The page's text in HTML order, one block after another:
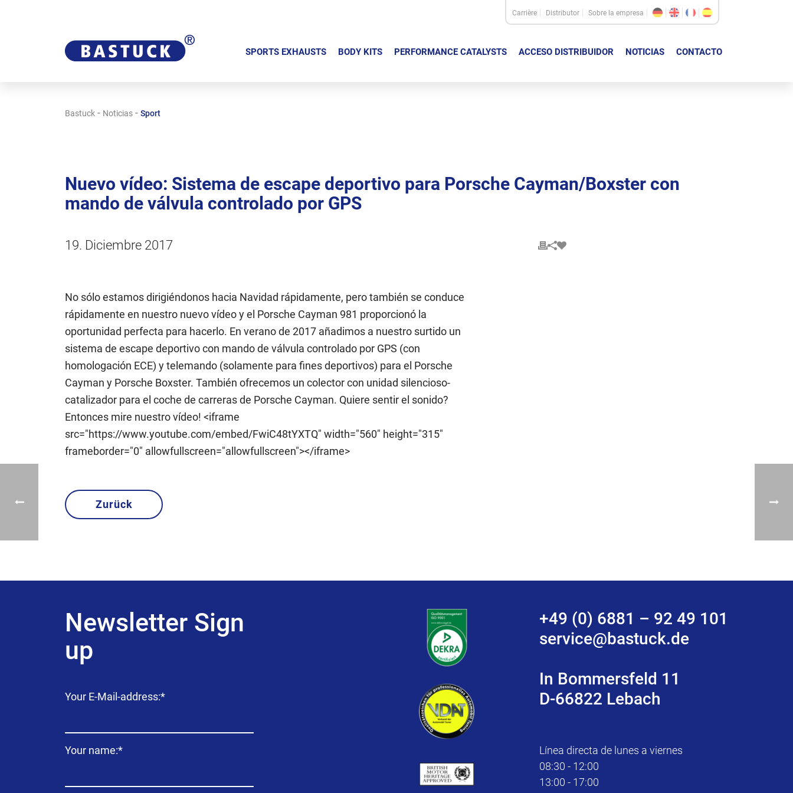
Carrière Distributor Sobre la empresa
e
g
SPORTS EXHAUSTS BODY KITS PERFORMANCE CATALYSTS ACCESO DISTRIBUIDOR NOTICIAS CONTACTO
Bastuck - Noticias - Sport
Nuevo vídeo: Sistema de escape deportivo para Porsche Cayman/Boxster con
mando de válvula controlado por GPS
19. Diciembre 2017
No sólo estamos dirigiéndonos hacia Navidad rápidamente, pero también se conduce
rápidamente en nuestro nuevo vídeo y el Porsche Cayman 981 proporcionó la
oportunidad perfecta para hacerlo. En verano de 2017 añadimos a nuestro surtido un
sistema de escape deportivo con mando de válvula controlado por GPS (con
homologación ECE) y telemando (solamente para fines deportivos) para el Porsche
Cayman y Porsche Boxster. También ofrecemos un colector con unidad silencioso-
catalizador para el coche de carreras de Porsche Cayman. Quiere sentir el sonido?
Entonces mire nuestro vídeo! <iframe
src="https://www.youtube.com/embed/FwiC48tYXTQ" width="560" height="315"
frameborder="0" allowfullscreen="allowfullscreen"></iframe>
Zurück
Newsletter Sign
up
Campo
Your E-Mail-address:*
Campo
Your name:*
+49 (0) 6881 – 92 49 101
service@bastuck.de
In Bommersfeld 11
D-66822 Lebach
Línea directa de lunes a viernes
08:30 - 12:00
13:00 - 17:00